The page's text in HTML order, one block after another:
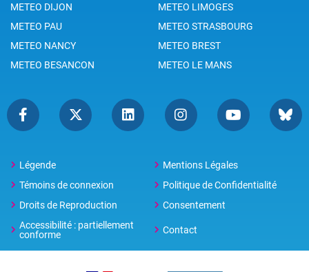
METEO DIJON
METEO LIMOGES
METEO PAU
METEO STRASBOURG
METEO NANCY
METEO BREST
METEO BESANCON
METEO LE MANS
Légende
Mentions Légales
Témoins de connexion
Politique de Confidentialité
Droits de Reproduction
Consentement
Accessibilité : partiellement
conforme
Contact